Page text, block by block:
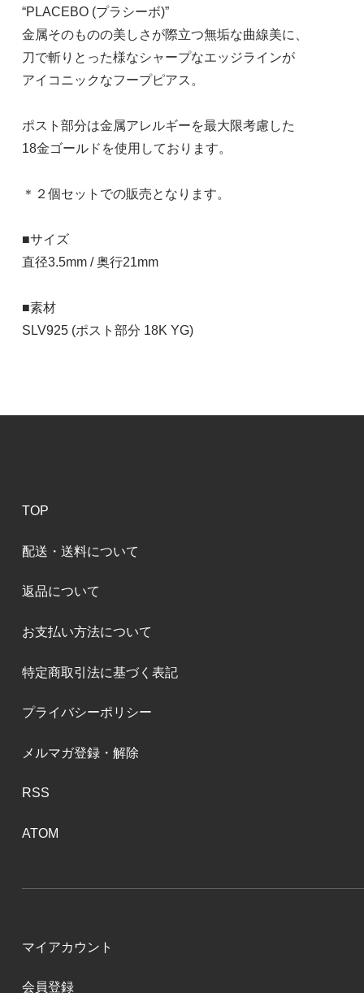
“PLACEBO (プラシーボ)”
金属そのものの美しさが際立つ無垢な曲線美に、
刀で斬りとった様なシャープなエッジラインが
アイコニックなフープピアス。
ポスト部分は金属アレルギーを最大限考慮した
18金ゴールドを使用しております。
＊２個セットでの販売となります。
■サイズ
直径3.5mm / 奥行21mm
■素材
SLV925 (ポスト部分 18K YG)
TOP
配送・送料について
返品について
お支払い方法について
特定商取引法に基づく表記
プライバシーポリシー
メルマガ登録・解除
RSS
ATOM
マイアカウント
会員登録